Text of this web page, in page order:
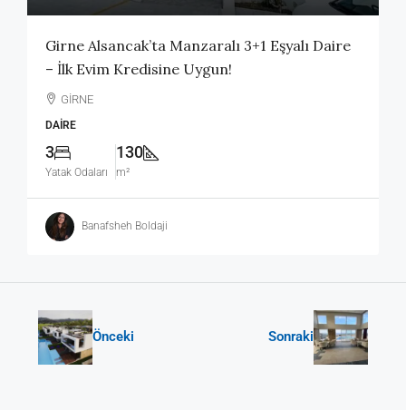
Girne Alsancak’ta Manzaralı 3+1 Eşyalı Daire
– İlk Evim Kredisine Uygun!
GİRNE
DAIRE
3
Yatak Odaları
130
m²
Banafsheh Boldaji
Önceki Sonraki